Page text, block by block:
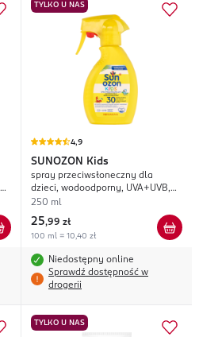
TYLKO U NAS
4,9
SUNOZON Kids
spray przeciwsłoneczny dla
dzieci, wodoodporny, UVA+UVB,
SPF 30;
250 ml
25,99 zł
100 ml = 10,40 zł
Niedostępny online
Sprawdź dostępność w
drogerii
TYLKO U NAS